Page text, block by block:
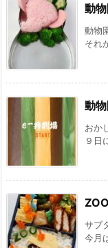
動
動物
それ
動
おか
９日
サブ
今月